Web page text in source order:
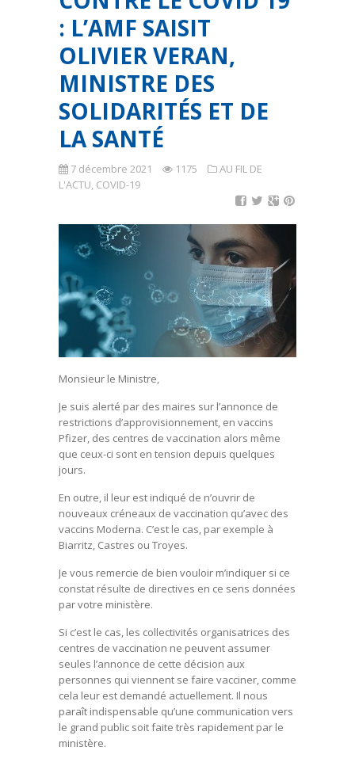
: L’AMF SAISIT
OLIVIER VERAN,
MINISTRE DES
SOLIDARITÉS ET DE
LA SANTÉ
7 décembre 2021 1175
AU FIL DE
L'ACTU, COVID-19
Monsieur le Ministre,
Je suis alerté par des maires sur l’annonce de
restrictions d’approvisionnement, en vaccins
Pfizer, des centres de vaccination alors même
que ceux-ci sont en tension depuis quelques
jours.
En outre, il leur est indiqué de n’ouvrir de
nouveaux créneaux de vaccination qu’avec des
vaccins Moderna. C’est le cas, par exemple à
Biarritz, Castres ou Troyes.
Je vous remercie de bien vouloir m’indiquer si ce
constat résulte de directives en ce sens données
par votre ministère.
Si c’est le cas, les collectivités organisatrices des
centres de vaccination ne peuvent assumer
seules l’annonce de cette décision aux
personnes qui viennent se faire vacciner, comme
cela leur est demandé actuellement. Il nous
paraît indispensable qu’une communication vers
le grand public soit faite très rapidement par le
ministère.